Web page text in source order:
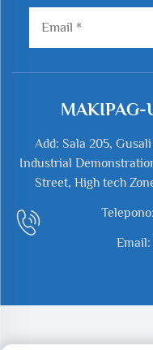
MAKIPAG-
Add: Sala 205,
Industrial
Street, High tech
Telepono:
Email: